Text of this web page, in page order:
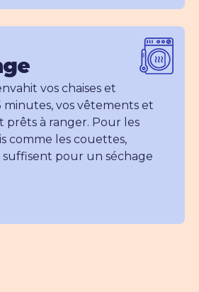
vos chaises et
minutes, vos vêtements et
prêts à ranger. Pour les
comme les couettes,
pour un séchage